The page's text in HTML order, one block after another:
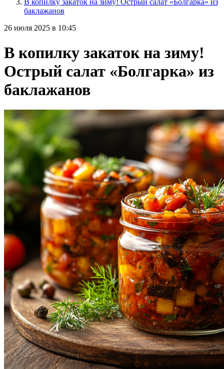
В копилку закаток на зиму! Острый салат «Болгарка» из
баклажанов
26 июля 2025 в 10:45
В копилку закаток на зиму!
Острый салат «Болгарка» из
баклажанов